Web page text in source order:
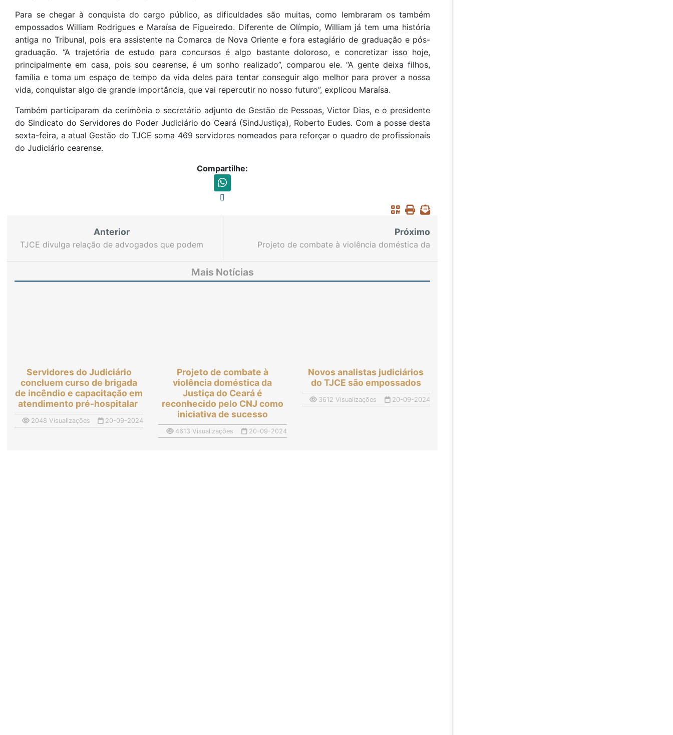
Para se chegar à conquista do cargo público, as dificuldades são muitas, como lembraram os também
empossados William Rodrigues e Maraísa de Figueiredo. Diferente de Olímpio, William já tem uma história
antiga no Tribunal, pois era assistente na Comarca de Nova Oriente e fora estagiário de graduação e pós-
graduação. “A trajetória de estudo para concursos é algo bastante doloroso, e concretizar isso hoje,
principalmente em casa, pois sou cearense, é um sonho realizado”, comparou ele. “A gente deixa filhos,
família e toma um espaço de tempo da vida deles para tentar conseguir algo melhor para prover a nossa
vida, conquistar algo de grande importância, que vai repercutir no nosso futuro”, explicou Maraísa.
Também participaram da cerimônia o secretário adjunto de Gestão de Pessoas, Victor Dias, e o presidente
do Sindicato do Servidores do Poder Judiciário do Ceará (SindJustiça), Roberto Eudes. Com a posse desta
sexta-feira, a atual Gestão do TJCE soma 469 servidores nomeados para reforçar o quadro de profissionais
do Judiciário cearense.
Compartilhe:
Anterior
TJCE divulga relação de advogados que podem
Próximo
Projeto de combate à violência doméstica da
Mais Notícias
Servidores do Judiciário
concluem curso de brigada
de incêndio e capacitação em
atendimento pré-hospitalar
2048 Visualizações 20-09-2024
Projeto de combate à
violência doméstica da
Justiça do Ceará é
reconhecido pelo CNJ como
iniciativa de sucesso
4613 Visualizações 20-09-2024
Novos analistas judiciários
do TJCE são empossados
3612 Visualizações 20-09-2024